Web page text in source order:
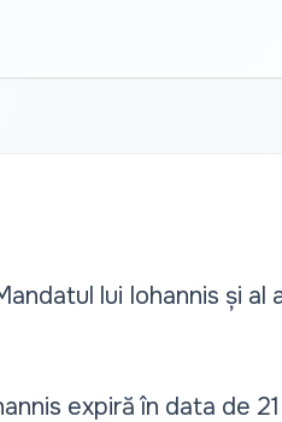
lui Iohannis și al
expiră în data de